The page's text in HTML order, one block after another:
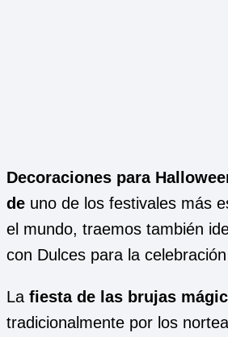
Decoraciones para
de uno de los festivales más
el mundo, traemos también
con Dulces para la
La fiesta de las brujas
tradicionalmente por los